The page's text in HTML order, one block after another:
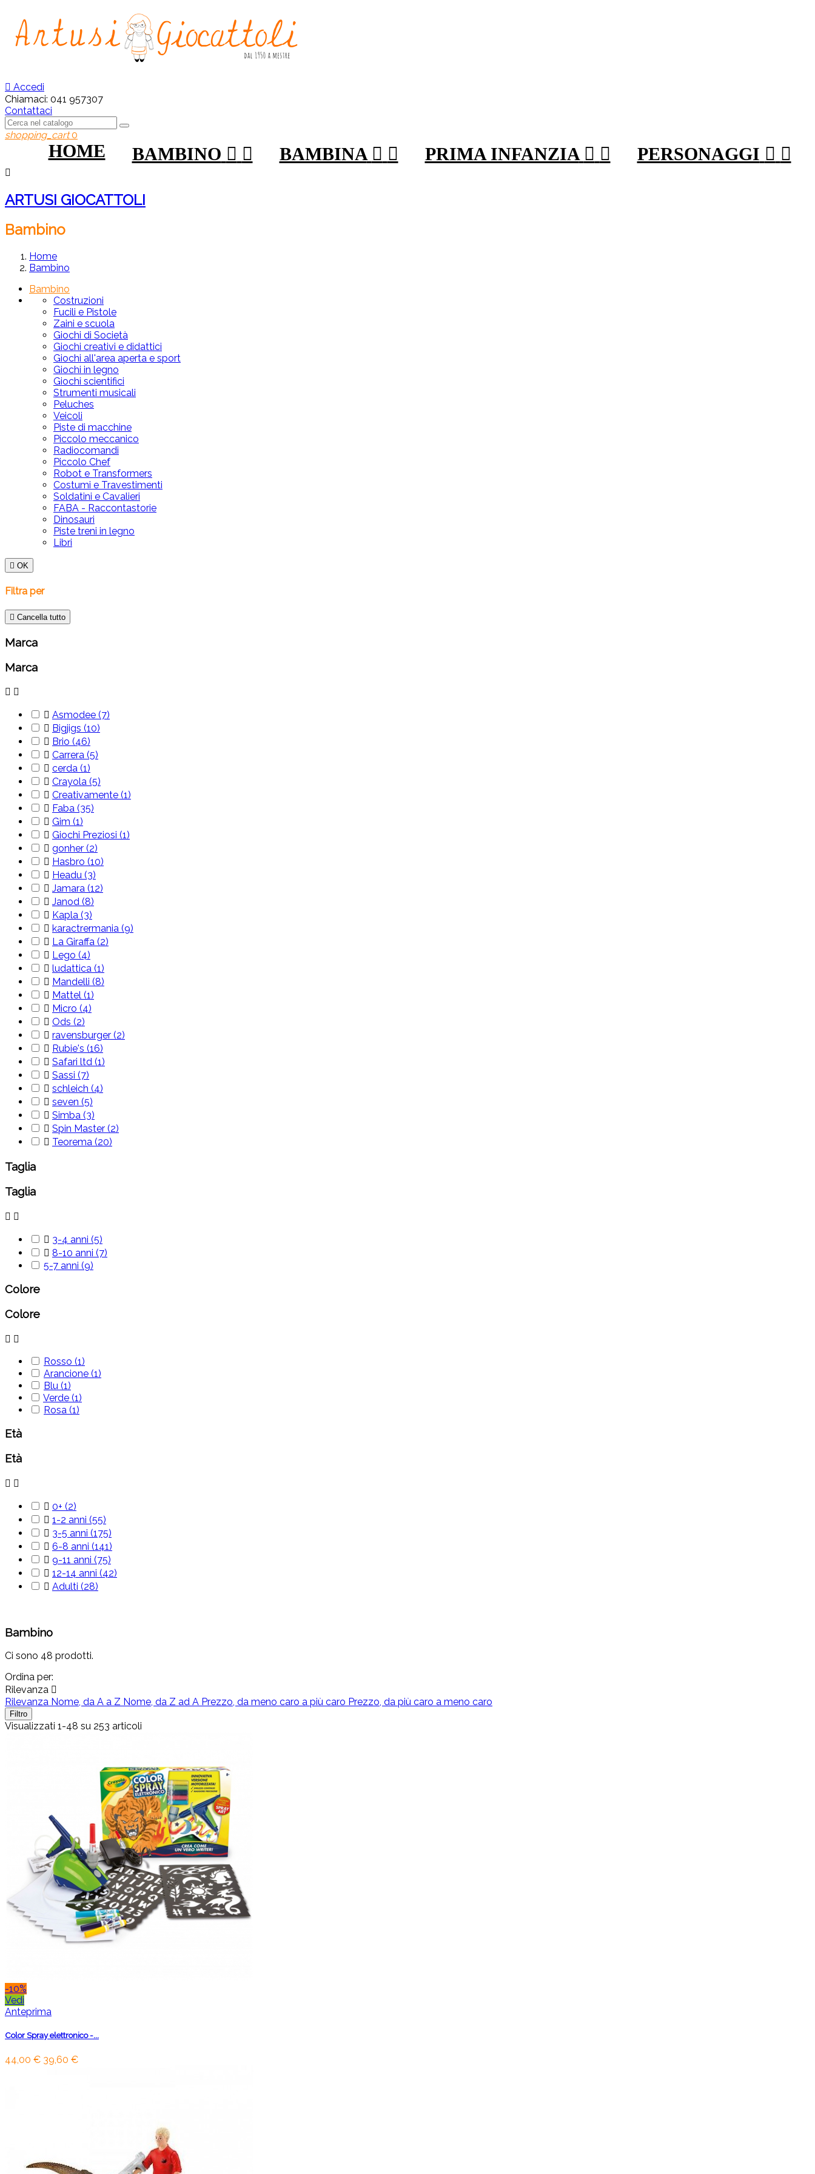
 Accedi
Chiamaci: 041 957307
Contattaci
shopping_cart 0
HOME BAMBINO   BAMBINA   PRIMA INFANZIA   PERSONAGGI  

ARTUSI GIOCATTOLI
Bambino
Home
Bambino
Bambino
Costruzioni
Fucili e Pistole
Zaini e scuola
Giochi di Società
Giochi creativi e didattici
Giochi all'area aperta e sport
Giochi in legno
Giochi scientifici
Strumenti musicali
Peluches
Veicoli
Piste di macchine
Piccolo meccanico
Radiocomandi
Piccolo Chef
Robot e Transformers
Costumi e Travestimenti
Soldatini e Cavalieri
FABA - Raccontastorie
Dinosauri
Piste treni in legno
Libri
 OK
Filtra per
 Cancella tutto
Marca
Marca
 
 Asmodee (7)
 Bigjigs (10)
 Brio (46)
 Carrera (5)
 cerda (1)
 Crayola (5)
 Creativamente (1)
 Faba (35)
 Gim (1)
 Giochi Preziosi (1)
 gonher (2)
 Hasbro (10)
 Headu (3)
 Jamara (12)
 Janod (8)
 Kapla (3)
 karactrermania (9)
 La Giraffa (2)
 Lego (4)
 ludattica (1)
 Mandelli (8)
 Mattel (1)
 Micro (4)
 Ods (2)
 ravensburger (2)
 Rubie's (16)
 Safari ltd (1)
 Sassi (7)
 schleich (4)
 seven (5)
 Simba (3)
 Spin Master (2)
 Teorema (20)
Taglia
Taglia
 
 3-4 anni (5)
 8-10 anni (7)
5-7 anni (9)
Colore
Colore
 
Rosso (1)
Arancione (1)
Blu (1)
Verde (1)
Rosa (1)
Età
Età
 
 0+ (2)
 1-2 anni (55)
 3-5 anni (175)
 6-8 anni (141)
 9-11 anni (75)
 12-14 anni (42)
 Adulti (28)
Bambino
Ci sono 48 prodotti.
Ordina per:
Rilevanza 
Rilevanza Nome, da A a Z Nome, da Z ad A Prezzo, da meno caro a più caro Prezzo, da più caro a meno caro
Filtro
Visualizzati 1-48 su 253 articoli
-10%
Vedi
Anteprima
Color Spray elettronico -...
44,00 € 39,60 €